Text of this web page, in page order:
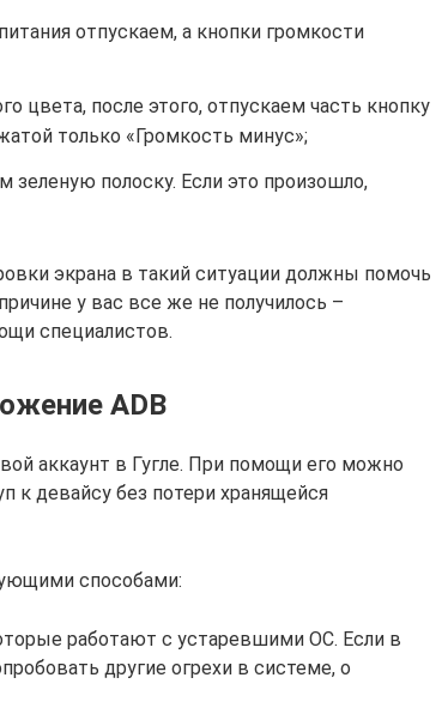
отпускаем, а кнопки громкости
цвета, после этого, отпускаем часть кнопку
только «Громкость минус»;
полоску. Если это произошло,
экрана в такий ситуации должны помочь
у вас все же не получилось –
специалистов.
ADB
аккаунт в Гугле. При помощи его можно
к девайсу без потери хранящейся
способами:
работают с устаревшими ОС. Если в
другие огрехи в системе, о